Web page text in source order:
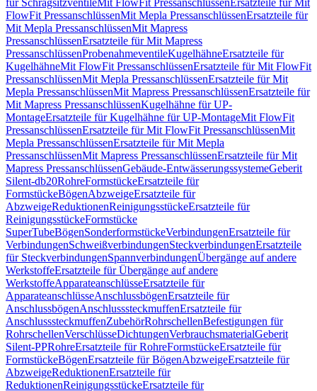
für SchrägsitzventileMit FlowFit PressanschlüssenErsatzteile für Mit
FlowFit PressanschlüssenMit Mepla PressanschlüssenErsatzteile für
Mit Mepla PressanschlüssenMit Mapress
PressanschlüssenErsatzteile für Mit Mapress
PressanschlüssenProbenahmeventileKugelhähneErsatzteile für
KugelhähneMit FlowFit PressanschlüssenErsatzteile für Mit FlowFit
PressanschlüssenMit Mepla PressanschlüssenErsatzteile für Mit
Mepla PressanschlüssenMit Mapress PressanschlüssenErsatzteile für
Mit Mapress PressanschlüssenKugelhähne für UP-
MontageErsatzteile für Kugelhähne für UP-MontageMit FlowFit
PressanschlüssenErsatzteile für Mit FlowFit PressanschlüssenMit
Mepla PressanschlüssenErsatzteile für Mit Mepla
PressanschlüssenMit Mapress PressanschlüssenErsatzteile für Mit
Mapress PressanschlüssenGebäude-EntwässerungssystemeGeberit
Silent-db20RohreFormstückeErsatzteile für
FormstückeBögenAbzweigeErsatzteile für
AbzweigeReduktionenReinigungsstückeErsatzteile für
ReinigungsstückeFormstücke
SuperTubeBögenSonderformstückeVerbindungenErsatzteile für
VerbindungenSchweißverbindungenSteckverbindungenErsatzteile
für SteckverbindungenSpannverbindungenÜbergänge auf andere
WerkstoffeErsatzteile für Übergänge auf andere
WerkstoffeApparateanschlüsseErsatzteile für
ApparateanschlüsseAnschlussbögenErsatzteile für
AnschlussbögenAnschlusssteckmuffenErsatzteile für
AnschlusssteckmuffenZubehörRohrschellenBefestigungen für
RohrschellenVerschlüsseDichtungenVerbrauchsmaterialGeberit
Silent-PPRohreErsatzteile für RohreFormstückeErsatzteile für
FormstückeBögenErsatzteile für BögenAbzweigeErsatzteile für
AbzweigeReduktionenErsatzteile für
ReduktionenReinigungsstückeErsatzteile für